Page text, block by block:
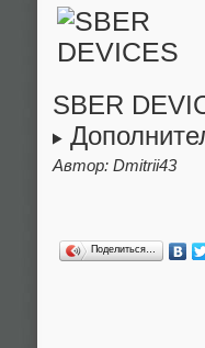
SBER
Автор: Dmitrii43
Поделиться…